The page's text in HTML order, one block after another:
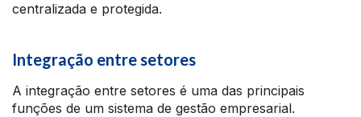
centralizada e protegida.
Integração entre setores
A integração entre setores é uma das principais
funções de um sistema de gestão empresarial.